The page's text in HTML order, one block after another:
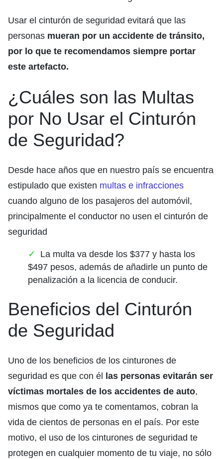
Usar el cinturón de seguridad evitará que las
personas mueran por un accidente de tránsito,
por lo que te recomendamos siempre portar
este artefacto.
¿Cuáles son las Multas
por No Usar el Cinturón
de Seguridad?
Desde hace años que en nuestro país se encuentra
estipulado que existen multas e infracciones
cuando alguno de los pasajeros del automóvil,
principalmente el conductor no usen el cinturón de
seguridad
La multa va desde los $377 y hasta los
$497 pesos, además de añadirle un punto de
penalización a la licencia de conducir.
Beneficios del Cinturón
de Seguridad
Uno de los beneficios de los cinturones de
seguridad es que con él
las personas evitarán ser
víctimas mortales de los accidentes de auto,
mismos que como ya te comentamos, cobran la
vida de cientos de personas en el país. Por este
motivo, el uso de los cinturones de seguridad te
protegen en cualquier momento de tu viaje, no sólo